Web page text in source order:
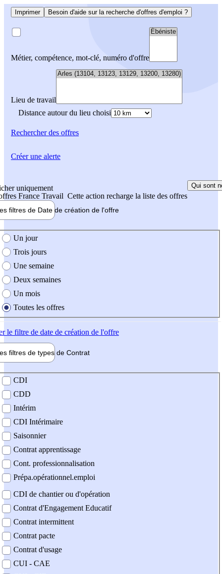
Imprimer Besoin d'aide sur la recherche d'offres d'emploi ?
Métier, compétence, mot-clé, numéro d'offre
Lieu de travail
Distance autour du lieu choisi
Rechercherdes offres
uniquement
France Travail Cette action recharge la liste des offres
Qui sont
filtres de Date de création de l'offre
création de l'offre
Un jour
Trois jours
Une semaine
Deux semaines
Un mois
Toutes les offres
le filtre de date de création de l'offre
filtres de types de Contrat
contrat
CDI
CDD
Intérim
CDI Intérimaire
Saisonnier
Contrat apprentissage
Cont. professionnalisation
Prépa.opérationnel.emploi
CDI de chantier ou d'opération
Contrat d'Engagement Educatif
Contrat intermittent
Contrat pacte
Contrat d'usage
CUI - CAE
Créer une alerte